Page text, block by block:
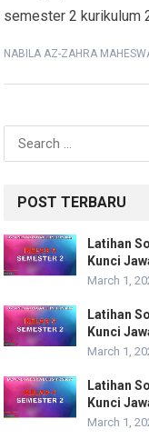
semester 2 kurikulum
NABILA AZ-ZAHRA
Search
for:
POST TERBARU
Latihan
Kunci
March 1,
Latihan
Kunci
March 1,
Latihan
Kunci
March 1,